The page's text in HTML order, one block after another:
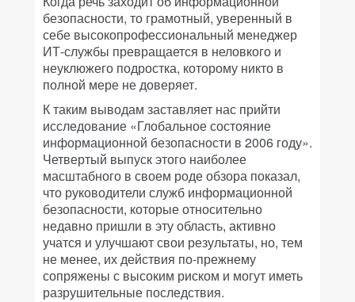
безопасности, то грамотный, уверенный в
себе высокопрофессиональный менеджер
ИТ-службы превращается в неловкого и
неуклюжего подростка, которому никто в
полной мере не доверяет.
К таким выводам заставляет нас прийти
исследование «Глобальное состояние
информационной безопасности в 2006 году».
Четвертый выпуск этого наиболее
масштабного в своем роде обзора показал,
что руководители служб информационной
безопасности, которые относительно
недавно пришли в эту область, активно
учатся и улучшают свои результаты, но, тем
не менее, их действия по-прежнему
сопряжены с высоким риском и могут иметь
разрушительные последствия.